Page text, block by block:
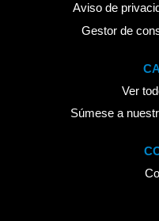
Aviso de
Gestor de
Ver
Súmese a